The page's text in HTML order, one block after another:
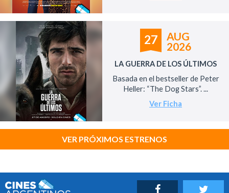
27
AUG
2026
LA GUERRA DE LOS ÚLTIMOS
Basada en el bestseller de Peter
Heller: “The Dog Stars”. ...
Ver Ficha
VER PRÓXIMOS ESTRENOS